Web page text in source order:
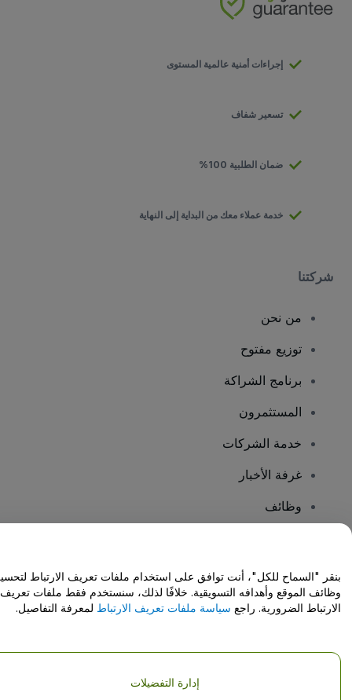
إجراءات أمنية عالمية المستوى
تسعير شفاف
ضمان الطلبية 100%
خدمة عملاء معك من البداية إلى النهاية
شركتنا
من نحن
توزيع مفتوح
برنامج الشراكة
المستثمرون
خدمة الشركات
غرفة الأخبار
وظائف
مركز المساعدة / اتصل بنا
حقوق النشر © شركة فياجوجو المحدودة 2026
تفاصيل الشركة
بنقر "السماح للكل"، أنت توافق على استخدام ملفات تعريف الارتباط
وظائف الموقع وأهدافه التسويقية. خلافًا لذلك، سنستخدم فقط ملفات تعريف
الارتباط الضرورية. راجع سياسة ملفات تعريف الارتباط لمعرفة التفاصيل.
إدارة التفضيلات